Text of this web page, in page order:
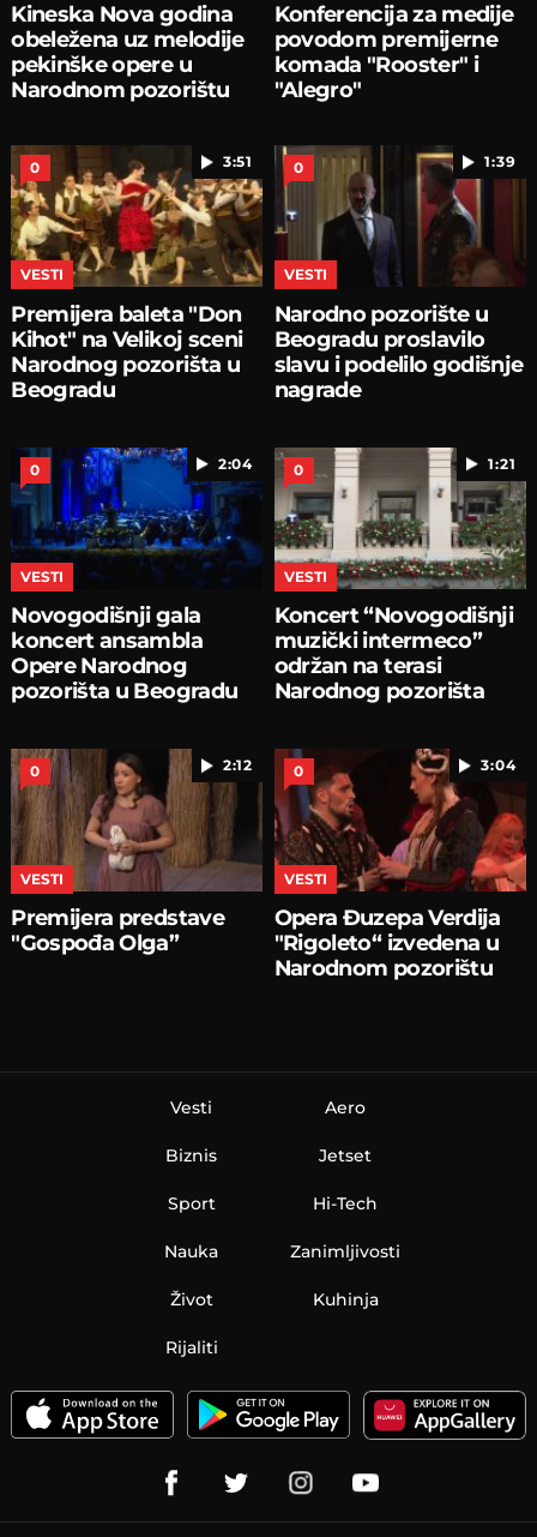
Kineska Nova godina
obeležena uz melodije
pekinške opere u
Narodnom pozorištu
Konferencija za medije
povodom premijerne
komada "Rooster" i
"Alegro"
3:51
0
VESTI
Premijera baleta "Don
Kihot" na Velikoj sceni
Narodnog pozorišta u
Beogradu
1:39
0
VESTI
Narodno pozorište u
Beogradu proslavilo
slavu i podelilo godišnje
nagrade
2:04
0
VESTI
Novogodišnji gala
koncert ansambla
Opere Narodnog
pozorišta u Beogradu
1:21
0
VESTI
Koncert “Novogodišnji
muzički intermeco”
održan na terasi
Narodnog pozorišta
2:12
0
VESTI
Premijera predstave
"Gospođa Olga”
3:04
0
VESTI
Opera Đuzepa Verdija
"Rigoleto“ izvedena u
Narodnom pozorištu
Vesti
Biznis
Sport
Nauka
Aero
Jetset
Hi-Tech
Zanimljivosti
Život Kuhinja
Rijaliti